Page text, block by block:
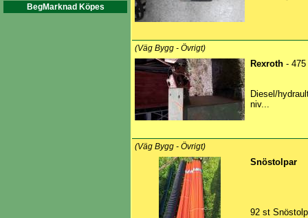
BegMarknad Köpes
(Väg Bygg - Övrigt)
Rexroth - 475
Diesel/
niv...
(Väg Bygg - Övrigt)
Snöstolpar
92 st